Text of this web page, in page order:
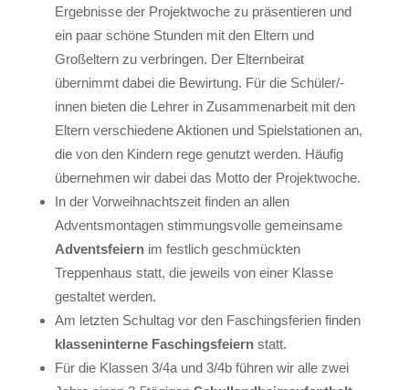
Ergebnisse der Projektwoche zu präsentieren und
ein paar schöne Stunden mit den Eltern und
Großeltern zu verbringen. Der Elternbeirat
übernimmt dabei die Bewirtung. Für die Schüler/-
innen bieten die Lehrer in Zusammenarbeit mit den
Eltern verschiedene Aktionen und Spielstationen an,
die von den Kindern rege genutzt werden. Häufig
übernehmen wir dabei das Motto der Projektwoche.
In der Vorweihnachtszeit finden an allen
Adventsmontagen stimmungsvolle gemeinsame
Adventsfeiernim festlich geschmückten
Treppenhaus statt, die jeweils von einer Klasse
gestaltet werden.
Am letzten Schultag vor den Faschingsferien finden
klasseninterne Faschingsfeiernstatt.
Für die Klassen 3/4a und 3/4b führen wir alle zwei